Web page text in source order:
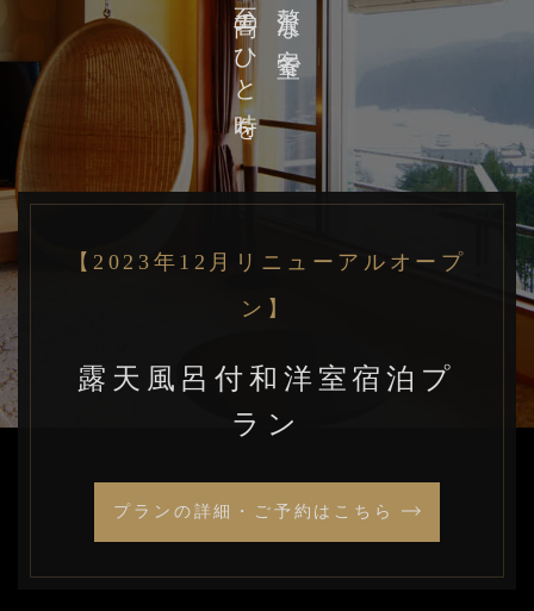
贅沢な客室で
至高のひと時を
【2023年12月リニューアルオープ
ン】
露天風呂付和洋室宿泊プ
ラン
プランの詳細・ご予約はこちら